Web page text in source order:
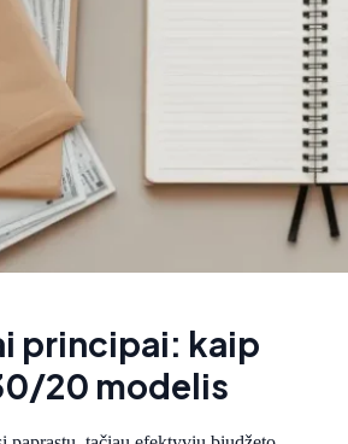
principai: kaip
20 modelis